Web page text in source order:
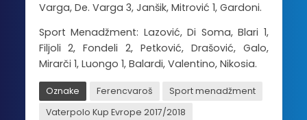
Varga, De. Varga 3, Janšik, Mitrović 1, Gardoni.
Sport Menadžment: Lazović, Di Soma, Blari 1,
Filjoli 2, Fondeli 2, Petković, Drašović, Galo,
Mirarči 1, Luongo 1, Balardi, Valentino, Nikosia.
Oznake Ferencvaroš
Sport menadžment
Vaterpolo Kup Evrope 2017/2018